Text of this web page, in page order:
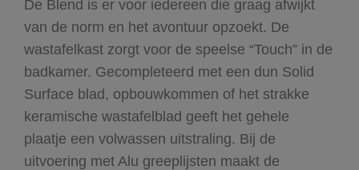
De Blend is er voor iedereen die graag afwijkt
van de norm en het avontuur opzoekt. De
wastafelkast zorgt voor de speelse “Touch” in de
badkamer. Gecompleteerd met een dun Solid
Surface blad, opbouwkommen of het strakke
keramische wastafelblad geeft het gehele
plaatje een volwassen uitstraling. Bij de
uitvoering met Alu greeplijsten maakt de